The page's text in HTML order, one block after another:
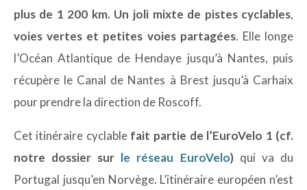
plus de 1 200 km. Un joli mixte de pistes cyclables,
voies vertes et petites voies partagées. Elle longe
l’Océan Atlantique de Hendaye jusqu’à Nantes, puis
récupère le Canal de Nantes à Brest jusqu’à Carhaix
pour prendre la direction de Roscoff.
Cet itinéraire cyclable fait partie de l’EuroVelo 1 (cf.
notre dossier sur le réseau EuroVelo) qui va du
Portugal jusqu’en Norvège. L’itinéraire européen n’est